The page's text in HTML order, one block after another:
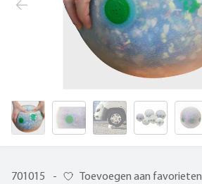
701015 - Toevoegen aan favorieten